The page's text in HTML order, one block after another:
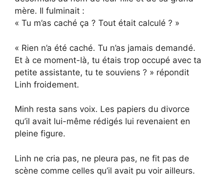
mère. Il fulminait :
« Tu m’as caché ça ? Tout était calculé ? »
« Rien n’a été caché. Tu n’as jamais demandé.
Et à ce moment-là, tu étais trop occupé avec ta
petite assistante, tu te souviens ? » répondit
Linh froidement.
Minh resta sans voix. Les papiers du divorce
qu’il avait lui-même rédigés lui revenaient en
pleine figure.
Linh ne cria pas, ne pleura pas, ne fit pas de
scène comme celles qu’il avait pu voir ailleurs.